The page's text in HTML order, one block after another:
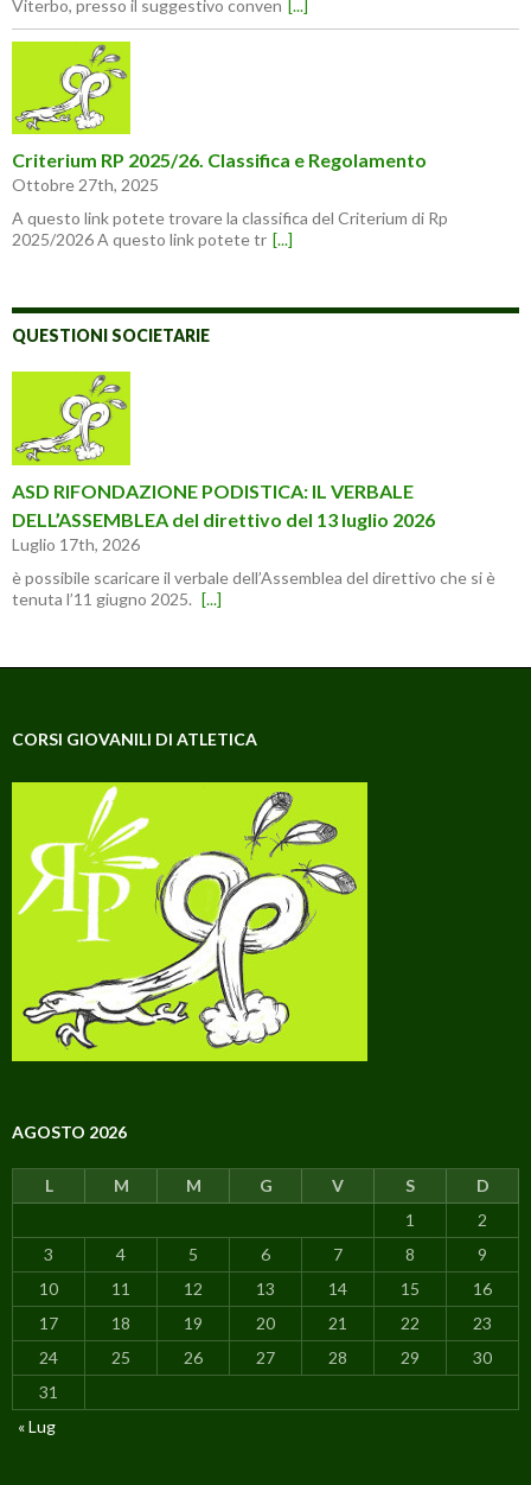
Viterbo, presso il suggestivo conven [...]
Criterium RP 2025/26. Classifica e Regolamento
Ottobre 27th, 2025
A questo link potete trovare la classifica del Criterium di Rp
2025/2026 A questo link potete tr [...]
QUESTIONI SOCIETARIE
ASD RIFONDAZIONE PODISTICA: IL VERBALE
DELL’ASSEMBLEA del direttivo del 13 luglio 2026
Luglio 17th, 2026
è possibile scaricare il verbale dell’Assemblea del direttivo che si è
tenuta l’11 giugno 2025. [...]
CORSI GIOVANILI DI ATLETICA
AGOSTO 2026
L M M G V S
D
1
2
3
4 5 6 7 8
9
10
11 12 13 14 15
16
17
18 19 20 21 22
23
24
25 26 27 28 29
30
31
« Lug